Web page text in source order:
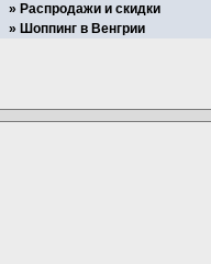
Распродажи и скидки
Шоппинг в Венгрии